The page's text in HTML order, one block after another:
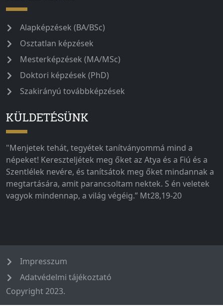
Alapképzések (BA/BSc)
Osztatlan képzések
Mesterképzések (MA/MSc)
Doktori képzések (PhD)
Szakirányú továbbképzések
KÜLDETÉSÜNK
"Menjetek tehát, tegyétek tanítványommá mind a
népeket! Kereszteljétek meg őket az Atya és a Fiú és a
Szentlélek nevére, és tanítsátok meg őket mindannak a
megtartására, amit parancsoltam nektek. S én veletek
vagyok mindennap, a világ végéig.” Mt28,19-20
Impresszum
Adatvédelmi tájékoztató
Copyright 2023.